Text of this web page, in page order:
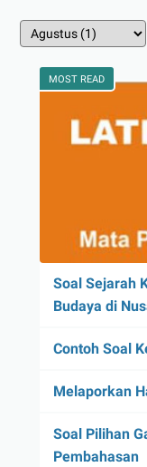
MOST READ
Soal Sejarah
Budaya di
Contoh Soal
Melaporkan
Soal Pilihan
Pembahasan